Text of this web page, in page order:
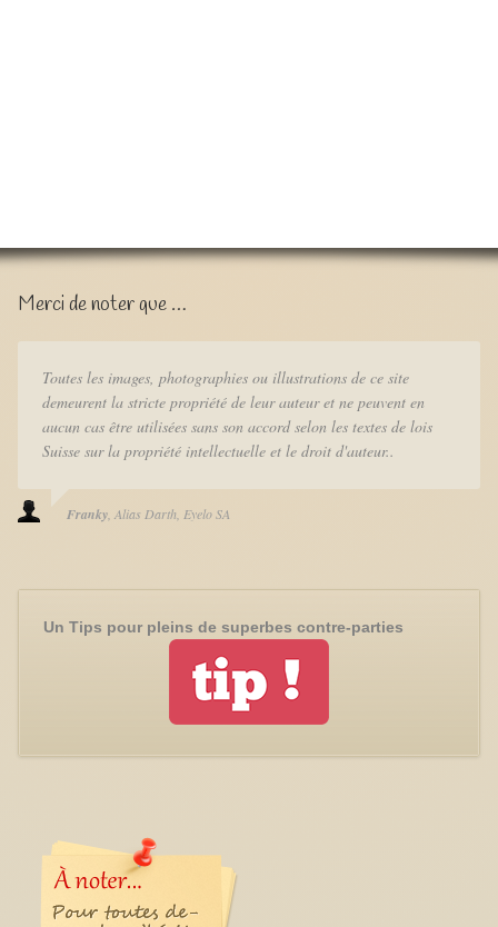
Merci de noter que …
Toutes les images, photographies ou illustrations de ce site
demeurent la stricte propriété de leur auteur et ne peuvent en
aucun cas être utilisées sans son accord selon les textes de lois
Suisse sur la propriété intellectuelle et le droit d'auteur..
Franky Alias Darth Eyelo SA
Un Tips pour pleins de superbes contre-parties